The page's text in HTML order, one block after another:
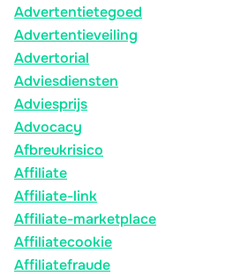
Advertentietegoed
Advertentieveiling
Advertorial
Adviesdiensten
Adviesprijs
Advocacy
Afbreukrisico
Affiliate
Affiliate-link
Affiliate-marketplace
Affiliatecookie
Affiliatefraude